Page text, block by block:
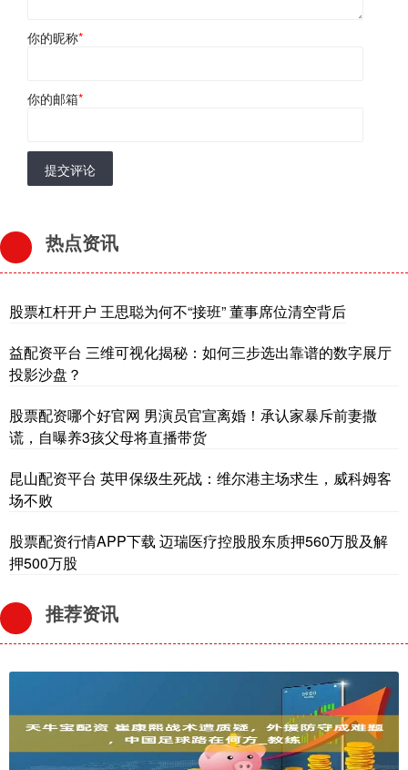
你的昵称*
你的邮箱*
提交评论
热点资讯
股票杠杆开户 王思聪为何不“接班” 董事席位清空背后
益配资平台 三维可视化揭秘：如何三步选出靠谱的数字展厅
投影沙盘？
股票配资哪个好官网 男演员官宣离婚！承认家暴斥前妻撒
谎，自曝养3孩父母将直播带货
昆山配资平台 英甲保级生死战：维尔港主场求生，威科姆客
场不败
股票配资行情APP下载 迈瑞医疗控股股东质押560万股及解
押500万股
推荐资讯